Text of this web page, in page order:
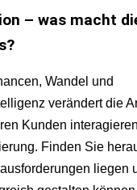
– was macht
Wandel und
verändert die
Kunden
Finden Sie
liegen